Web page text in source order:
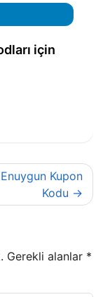
için
Kupon
Kodu
Gerekli alanlar *